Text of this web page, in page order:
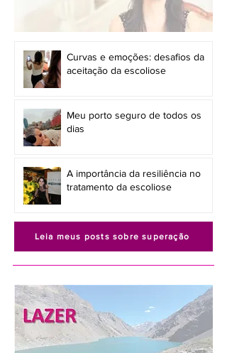
Curvas e emoções: desafios da
aceitação da escoliose
Meu porto seguro de todos os
dias
A importância da resiliência no
tratamento da escoliose
Leia meus posts sobre superação